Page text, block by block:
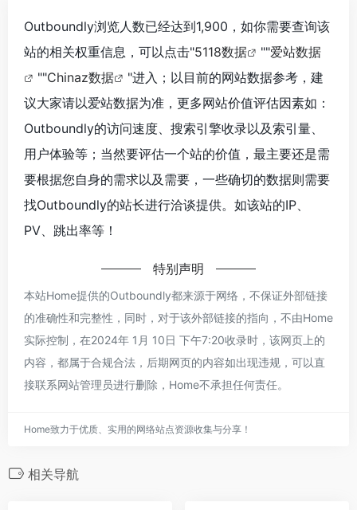
Outboundly浏览人数已经达到1,900，如你需要查询该
站的相关权重信息，可以点击"5118数据 ""爱站数据
""Chinaz数据
"进入；以目前的网站数据参考，建
议大家请以爱站数据为准，更多网站价值评估因素如：
Outboundly的访问速度、搜索引擎收录以及索引量、
用户体验等；当然要评估一个站的价值，最主要还是需
要根据您自身的需求以及需要，一些确切的数据则需要
找Outboundly的站长进行洽谈提供。如该站的IP、
PV、跳出率等！
特别声明
本站Home提供的Outboundly都来源于网络，不保证外部链接
的准确性和完整性，同时，对于该外部链接的指向，不由Home
实际控制，在2024年 1月 10日 下午7:20收录时，该网页上的
内容，都属于合规合法，后期网页的内容如出现违规，可以直
接联系网站管理员进行删除，Home不承担任何责任。
Home致力于优质、实用的网络站点资源收集与分享！
相关导航